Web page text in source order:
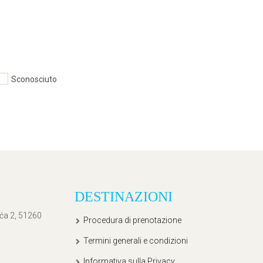
Sconosciuto
2, 51260
DESTINAZIONI
Procedura di prenotazione
Termini generali e condizioni